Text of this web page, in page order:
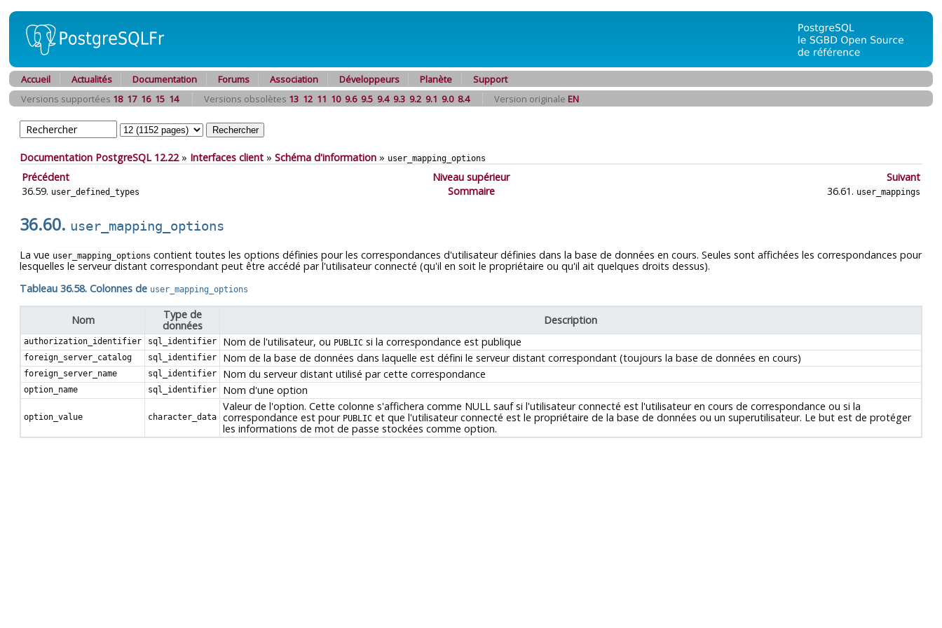
Accueil Actualités Documentation Forums Association Développeurs Planète
Support
Versions supportées 18 17 16 15 14 Versions obsolètes 13 12 11 10 9.6 9.5 9.4 9.3 9.2 9.1 9.0 8.4 Version originale EN
Documentation PostgreSQL 12.22» Interfaces client » Schéma d'information » user_mapping_options
Précédent Niveau supérieur
Suivant
36.59. user_defined_types Sommaire 36.61. user_mappings
36.60. user_mapping_options
La vue user_mapping_options contient toutes les options définies pour les correspondances d'utilisateur définies dans la base de données en cours. Seules sont affichées les correspondances pour
lesquelles le serveur distant correspondant peut être accédé par l'utilisateur connecté (qu'il en soit le propriétaire ou qu'il ait quelques droits dessus).
Tableau 36.58. Colonnes de user_mapping_options
Nom
Type de
données
Description
authorization_identifier sql_identifier Nom de l'utilisateur, ou PUBLICsi la correspondance est publique
foreign_server_catalog sql_identifier Nom de la base de données dans laquelle est défini le serveur distant correspondant (toujours la base de données en cours)
foreign_server_name sql_identifier Nom du serveur distant utilisé par cette correspondance
option_name sql_identifier Nom d'une option
option_value character_data
Valeur de l'option. Cette colonne s'affichera comme NULL sauf si l'utilisateur connecté est l'utilisateur en cours de correspondance ou si la
correspondance est pour PUBLICet que l'utilisateur connecté est le propriétaire de la base de données ou un superutilisateur. Le but est de protéger
les informations de mot de passe stockées comme option.